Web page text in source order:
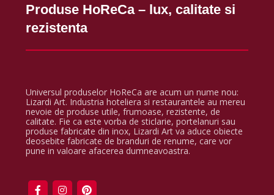
Produse HoReCa – lux, calitate si
rezistenta
Universul produselor HoReCa are acum un nume nou:
Lizardi Art. Industria hoteliera si restaurantele au mereu
nevoie de produse utile, frumoase, rezistente, de
calitate. Fie ca este vorba de sticlarie, portelanuri sau
produse fabricate din inox, Lizardi Art va aduce obiecte
deosebite fabricate de branduri de renume, care vor
pune in valoare afacerea dumneavoastra.